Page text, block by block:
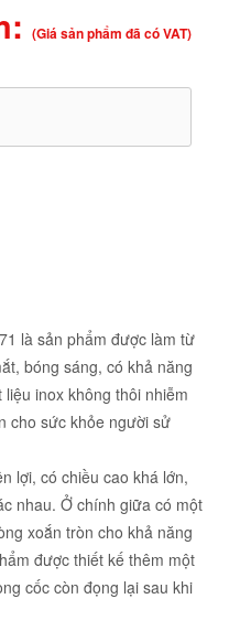
(Giá sản phẩm đã có VAT)
là sản phẩm được làm từ
bóng sáng, có khả năng
inox không thôi nhiễm
cho sức khỏe người sử
lợi, có chiều cao khá lớn,
nhau. Ở chính giữa có một
xoắn tròn cho khả năng
được thiết kế thêm một
cốc còn đọng lại sau khi